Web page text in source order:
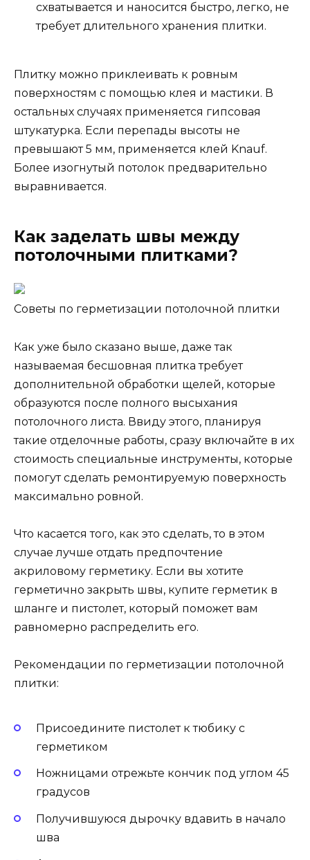
схватывается и наносится быстро, легко, не
требует длительного хранения плитки.
Плитку можно приклеивать к ровным
поверхностям с помощью клея и мастики. В
остальных случаях применяется гипсовая
штукатурка. Если перепады высоты не
превышают 5 мм, применяется клей Knauf.
Более изогнутый потолок предварительно
выравнивается.
Как заделать швы между
потолочными плитками?
Советы по герметизации потолочной плитки
Как уже было сказано выше, даже так
называемая бесшовная плитка требует
дополнительной обработки щелей, которые
образуются после полного высыхания
потолочного листа. Ввиду этого, планируя
такие отделочные работы, сразу включайте в их
стоимость специальные инструменты, которые
помогут сделать ремонтируемую поверхность
максимально ровной.
Что касается того, как это сделать, то в этом
случае лучше отдать предпочтение
акриловому герметику. Если вы хотите
герметично закрыть швы, купите герметик в
шланге и пистолет, который поможет вам
равномерно распределить его.
Рекомендации по герметизации потолочной
плитки:
Присоедините пистолет к тюбику с
герметиком
Ножницами отрежьте кончик под углом 45
градусов
Получившуюся дырочку вдавить в начало
шва